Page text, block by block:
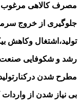
مصرف کالاهی مرغوب
جلوگیری از خروج
تولید،اشتغال وکاهش
رشد و شکوفایی
مطرح شدن
بی نیاز شدن از